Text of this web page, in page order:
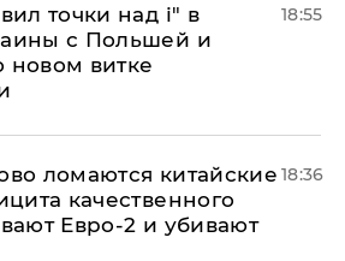
точки над і" в
с Польшей и
новом витке
18:55
ломаются китайские
качественного
Евро-2 и убивают
18:36